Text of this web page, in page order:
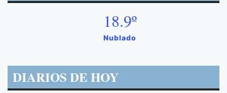
18.9º
Nublado
DIARIOS DE HOY